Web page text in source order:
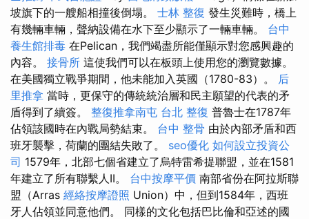
坡旗下的一艘船相撞後倒塌。 士林 整復 發生災難時，橋上
有幾輛車輛，聲納設備在水下至少顯示了一輛車輛。 台中
養生館排毒 在Pelican，我們竭盡所能僅顯示對您感興趣的
內容。 接骨所 這使我們可以在板頭上使用您的瀏覽數據。
在美國獨立戰爭期間，他未能加入英國（1780-83）。 后
里推拿 當時，更保守的傳統統治層和民主願望的代表的矛
盾得到了續簽。 整復推拿南屯 台北 整復 普魯士在1787年
佔領該國時在內戰局勢結束。 台中 整骨 由於內部矛盾和西
班牙襲擊，荷蘭的團結失敗了。 seo優化 如何設立投資公
司 1579年，北部七個省建立了烏特雷希提聯盟，並在1581
年建立了所有聯繫人II。 台中按摩平價 南部省份在阿拉斯聯
盟（Arras 經絡按摩證照 Union）中，但到1584年，西班
牙人佔領並同意他們。 同樣的文化包括巴比倫和亞述的國